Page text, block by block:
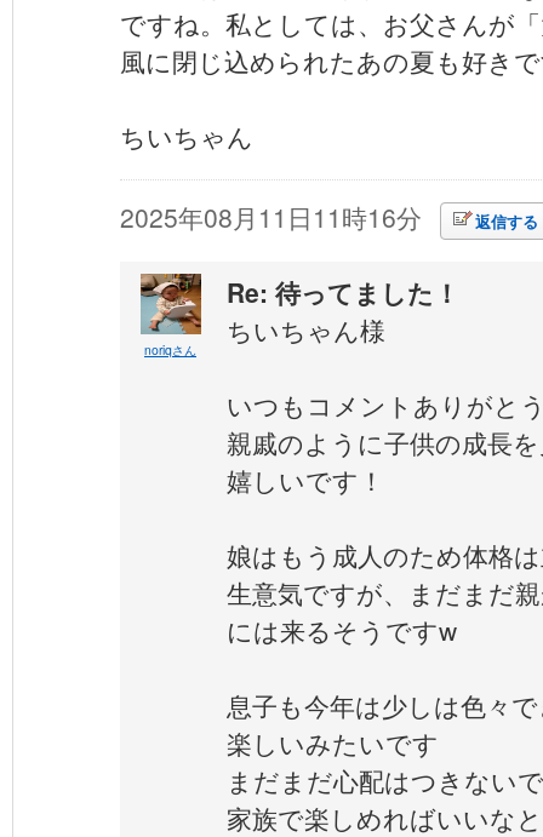
ですね。私としては、お父さんが
風に閉じ込められたあの夏も好き
ちいちゃん
2025年08月11日11時16分 返信する
noriqさん
Re: 待ってました！
ちいちゃん様
いつもコメントありがと
親戚のように子供の成長
嬉しいです！
娘はもう成人のため体格
生意気ですが、まだまだ
には来るそうですw
息子も今年は少しは色々
楽しいみたいです
まだまだ心配はつきない
家族で楽しめればいいな